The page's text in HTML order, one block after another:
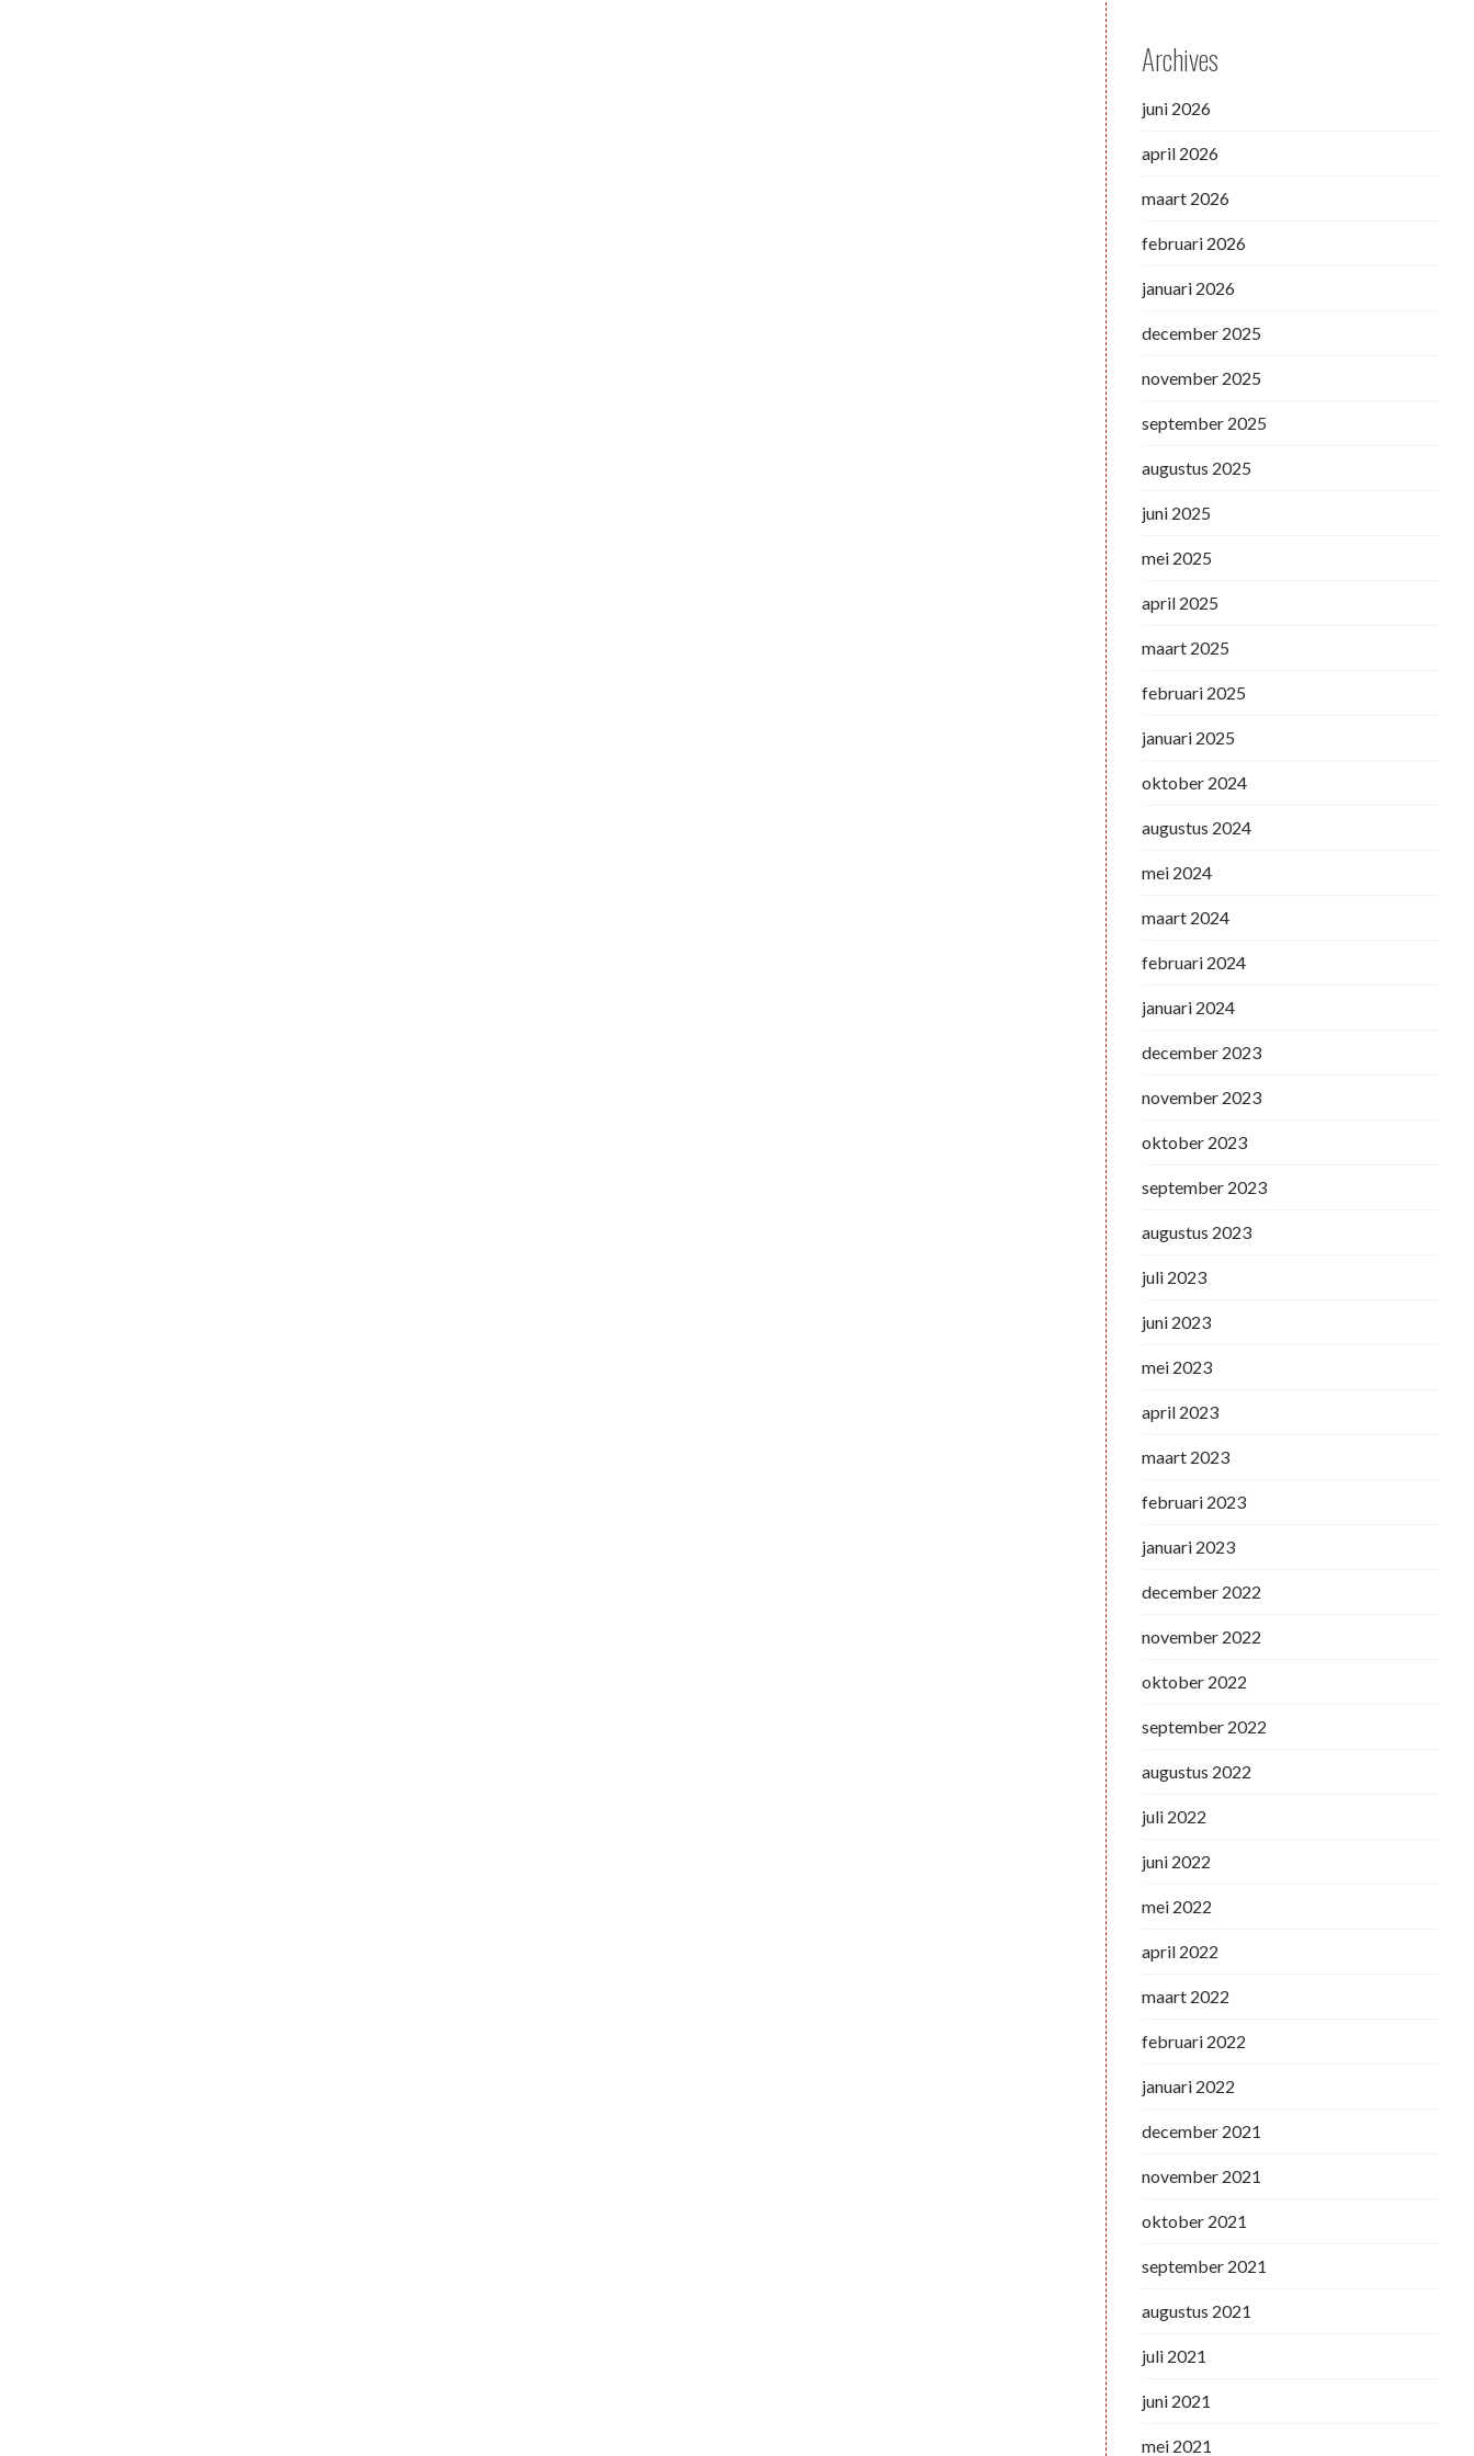
Archives
juni 2026
april 2026
maart 2026
februari 2026
januari 2026
december 2025
november 2025
september 2025
augustus 2025
juni 2025
mei 2025
april 2025
maart 2025
februari 2025
januari 2025
oktober 2024
augustus 2024
mei 2024
maart 2024
februari 2024
januari 2024
december 2023
november 2023
oktober 2023
september 2023
augustus 2023
juli 2023
juni 2023
mei 2023
april 2023
maart 2023
februari 2023
januari 2023
december 2022
november 2022
oktober 2022
september 2022
augustus 2022
juli 2022
juni 2022
mei 2022
april 2022
maart 2022
februari 2022
januari 2022
december 2021
november 2021
oktober 2021
september 2021
augustus 2021
juli 2021
juni 2021
mei 2021